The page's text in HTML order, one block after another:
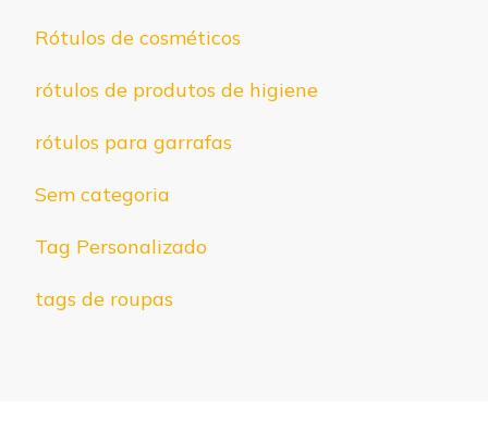
Rótulos de cosméticos
rótulos de produtos de higiene
rótulos para garrafas
Sem categoria
Tag Personalizado
tags de roupas